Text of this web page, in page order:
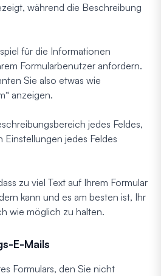
während die Beschreibung
für die Informationen
Formularbenutzer anfordern.
Sie also etwas wie
“ anzeigen.
jedes Feldes,
Einstellungen jedes Feldes
zu viel Text auf Ihrem Formular
kann und es am besten ist, Ihr
wie möglich zu halten.
E-Mails
Formulars, den Sie nicht